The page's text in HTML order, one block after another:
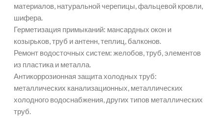
материалов, натуральной черепицы, фальцевой кровли,
шифера.
Герметизация примыканий: мансардных окон и
козырьков, труб и антенн, теплиц, балконов.
Ремонт водосточных систем: желобов, труб, элементов
из пластика и металла.
Антикоррозионная защита холодных труб:
металлических канализационных, металлических
холодного водоснабжения, других типов металлических
труб.